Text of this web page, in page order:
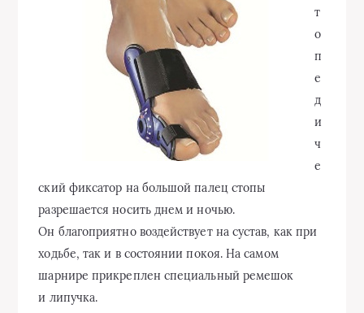
т
о
п
е
д
и
ч
е
ский фиксатор на большой палец стопы
разрешается носить днем и ночью.
Он благоприятно воздействует на сустав, как при
ходьбе, так и в состоянии покоя. На самом
шарнире прикреплен специальный ремешок
и липучка.